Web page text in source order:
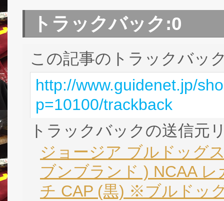
トラックバック:0
この記事のトラックバッ
http://www.guidenet.jp/
p=10100/trackback
トラックバックの送信元
ジョージア ブルドッグ
ブンブランド ) NCAA
チ CAP (黒) ※ブルドッ